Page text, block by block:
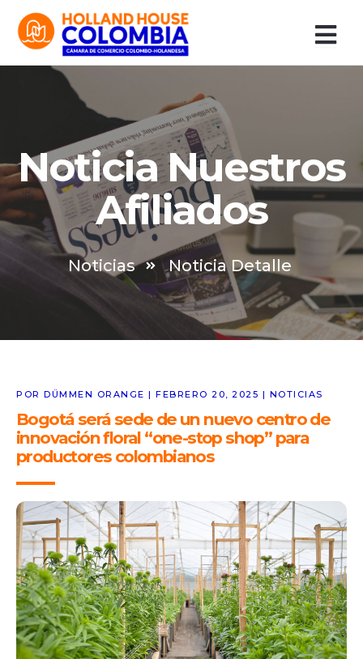
contenido
Noticia Nuestros
Afiliados
Noticias Noticia Detalle
POR DÜMMEN ORANGE | FEBRERO 20, 2025 | NOTICIAS
Bogotá será sede de un nuevo centro de
innovación floral “one-stop shop” para
productores colombianos